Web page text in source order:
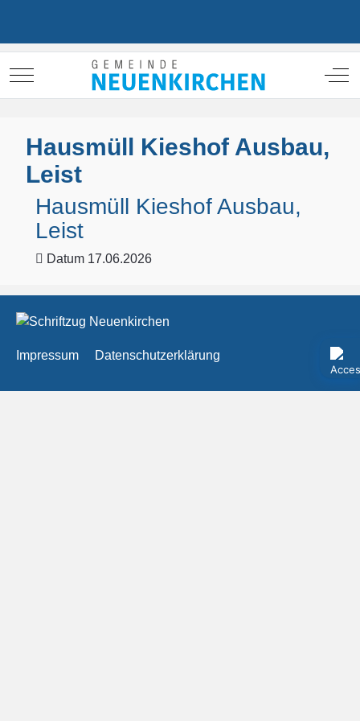
Mobile Menu Toggle Off-
Hausmüll Kieshof Ausbau,
Leist
Hausmüll Kieshof Ausbau,
Leist
Datum 17.06.2026
Impressum Datenschutzerklärung